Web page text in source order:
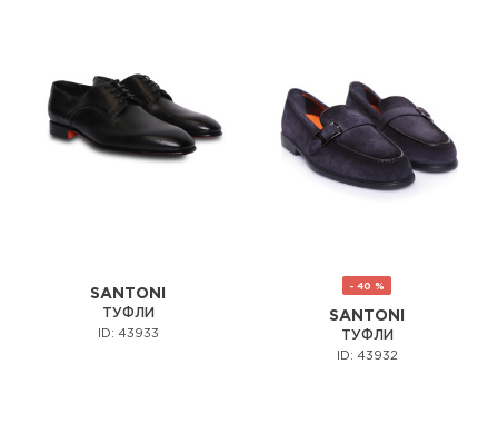
SANTONI
ТУФЛИ
ID: 43933
- 40 %
SANTONI
ТУФЛИ
ID: 43932